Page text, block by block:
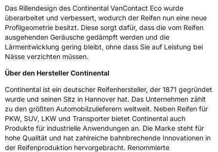
Rollgeräusch (Klasse) B
Rollgeräusch (dB)72
Fahrzeugklasse
3PMSF / Schneeflockensymbol / Alpine-Symbol Nein
EisgripNein
EPREL ID 481750
Allgemeine Produktsicherheit (GPSR)
Das Rillendesign des Continental VanContact Eco wurde
überarbeitet und verbessert, wodurch der Reifen nun eine neue
Profilgeometrie besitzt. Diese sorgt dafür, dass die vom Reifen
ausgehenden Geräusche gedämpft werden und die
Lärmentwicklung gering bleibt, ohne dass Sie auf Leistung bei
Nässe verzichten müssen.
Über den Hersteller Continental
Continental ist ein deutscher Reifenhersteller, der 1871 gegründet
wurde und seinen Sitz in Hannover hat. Das Unternehmen zählt
zu den größten Automobilzulieferern weltweit. Neben Reifen für
PKW, SUV, LKW und Transporter bietet Continental auch
Produkte für industrielle Anwendungen an. Die Marke steht für
hohe Qualität und hat zahlreiche bahnbrechende Innovationen in
der Reifenproduktion hervorgebracht. Renommierte